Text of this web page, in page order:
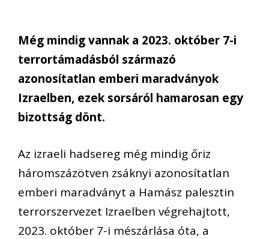
Még mindig vannak a 2023. október 7-i
terrortámadásból származó
azonosítatlan emberi maradványok
Izraelben, ezek sorsáról hamarosan egy
bizottság dönt.
Az izraeli hadsereg még mindig őriz
háromszázötven zsáknyi azonosítatlan
emberi maradványt a Hamász palesztin
terrorszervezet Izraelben végrehajtott,
2023. október 7-i mészárlása óta, a